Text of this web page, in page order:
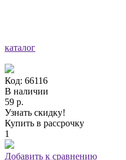
каталог
Код: 66116
В наличии
59 р.
Узнать скидку!
Купить в рассрочку
1
Добавить к сравнению